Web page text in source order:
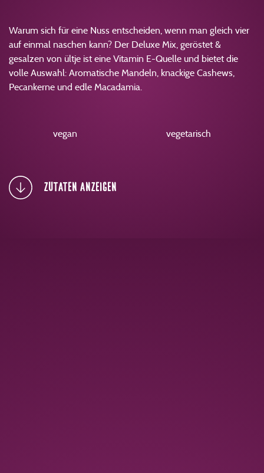
Warum sich für eine Nuss entscheiden, wenn man gleich vier
auf einmal naschen kann? Der Deluxe Mix, geröstet &
gesalzen von ültje ist eine Vitamin E-Quelle und bietet die
volle Auswahl: Aromatische Mandeln, knackige Cashews,
Pecankerne und edle Macadamia.
vegan vegetarisch
ZUTATEN ANZEIGEN